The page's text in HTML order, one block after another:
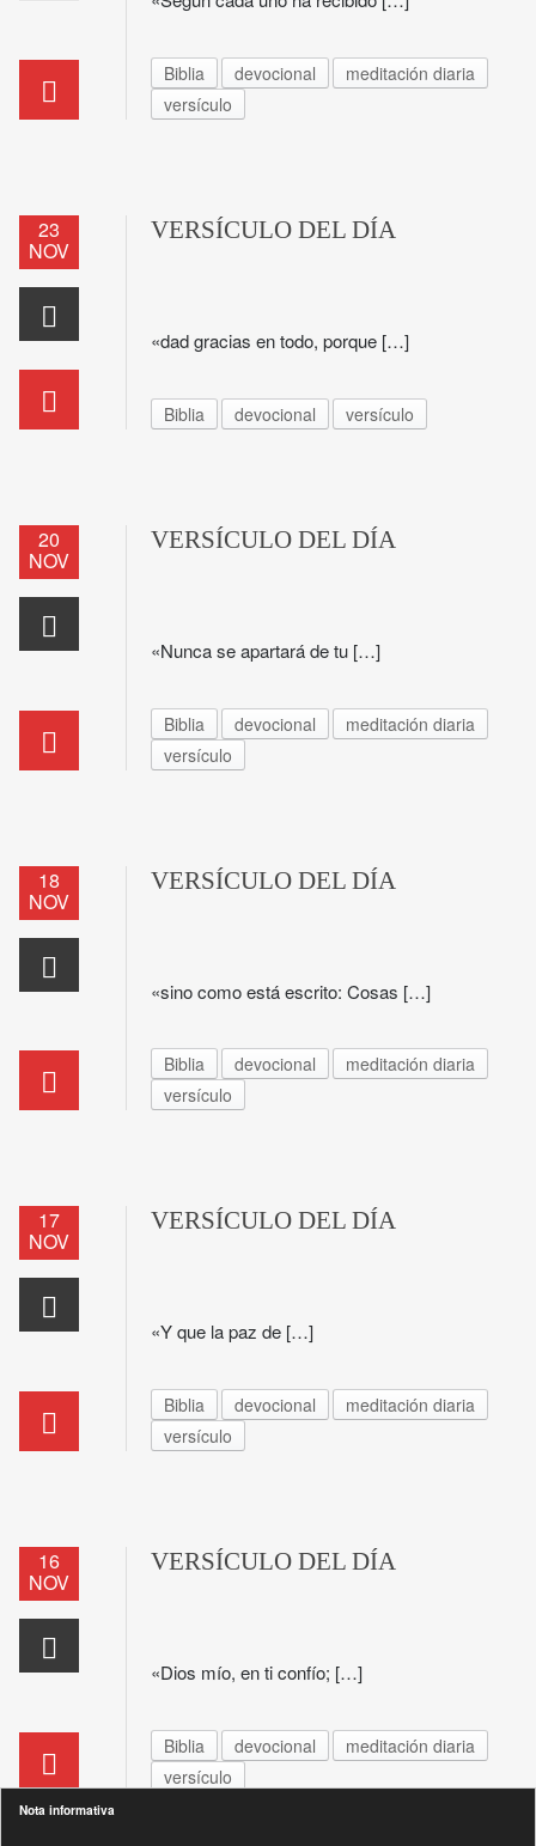
Biblia devocional
meditación diaria
versículo
23
NOV
VERSÍCULO DEL DÍA
«dad gracias en todo, porque […]
Biblia devocional versículo
20
NOV
VERSÍCULO DEL DÍA
«Nunca se apartará de tu […]
Biblia devocional
meditación diaria
versículo
18
NOV
VERSÍCULO DEL DÍA
«sino como está escrito: Cosas […]
Biblia devocional
meditación diaria
versículo
17
NOV
VERSÍCULO DEL DÍA
«Y que la paz de […]
Biblia devocional
meditación diaria
versículo
16
NOV
VERSÍCULO DEL DÍA
«Dios mío, en ti confío; […]
Biblia devocional
meditación diaria
versículo
Nota informativa